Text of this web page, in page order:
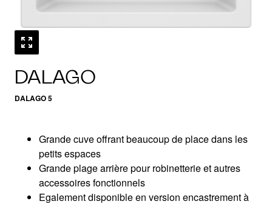
DALAGO
DALAGO 5
1 /0
Grande cuve offrant beaucoup de place dans les
petits espaces
Grande plage arrière pour robinetterie et autres
accessoires fonctionnels
Egalement disponible en version encastrement à